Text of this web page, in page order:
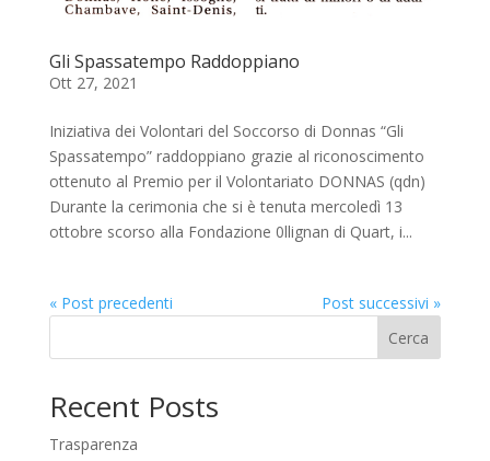
Gli Spassatempo Raddoppiano
Ott 27, 2021
Iniziativa dei Volontari del Soccorso di Donnas “Gli
Spassatempo” raddoppiano grazie al riconoscimento
ottenuto al Premio per il Volontariato DONNAS (qdn)
Durante la cerimonia che si è tenuta mercoledì 13
ottobre scorso alla Fondazione 0llignan di Quart, i...
« Post precedenti
Post successivi »
Cerca
Recent Posts
Trasparenza